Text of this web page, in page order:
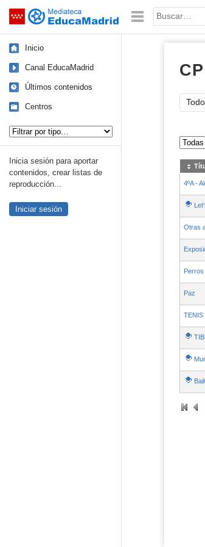
Saltar navegación Palabra o
Inicio
Canal EducaMadrid
Últimos contenidos
Centros
Inicia sesión para aportar
contenidos, crear listas de
reproducción...
Iniciar sesión
Sus
4ºA -
Otras
Perros
Paz
TENIS